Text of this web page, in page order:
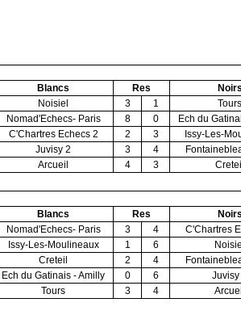
Blancs Res
Noisiel
3 1
Tours
Nomad'Echecs- Paris
8 0
Ech du
C'Chartres Echecs 2
2 3
Issy-Les-
Juvisy 2
3 4
Arcueil
4 3
Blancs Res
Nomad'Echecs- Paris
3 4
C'Chartres
Issy-Les-Moulineaux
1 6
Creteil
2 4
Ech du Gatinais - Amilly
0 6
Juvisy
Tours
3 4